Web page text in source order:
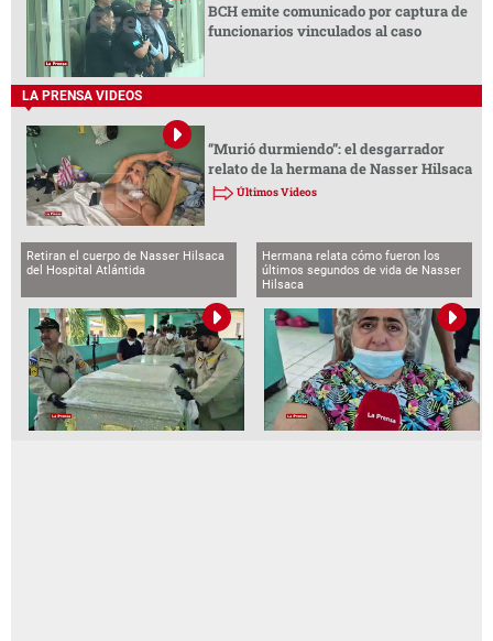
BCH emite comunicado por captura de
funcionarios vinculados al caso
LA PRENSA VIDEOS
“Murió durmiendo”: el desgarrador
relato de la hermana de Nasser Hilsaca
Últimos Videos
Retiran el cuerpo de Nasser Hilsaca
del Hospital Atlántida
Hermana relata cómo fueron los
últimos segundos de vida de Nasser
Hilsaca